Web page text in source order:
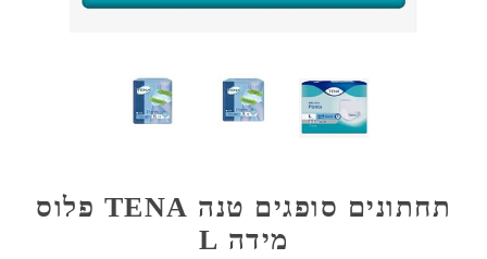
תחתונים סופגים טנה TENA פלוס
מידה L